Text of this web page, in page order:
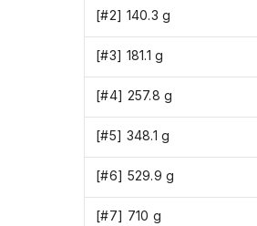
[#2] 140.3 g
[#3] 181.1 g
[#4] 257.8 g
[#5] 348.1 g
[#6] 529.9 g
[#7] 710 g